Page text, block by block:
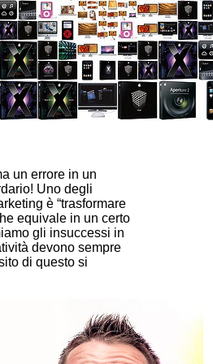
un errore in un
Uno degli
è “trasformare
equivale in un certo
gli insuccessi in
devono sempre
di questo si